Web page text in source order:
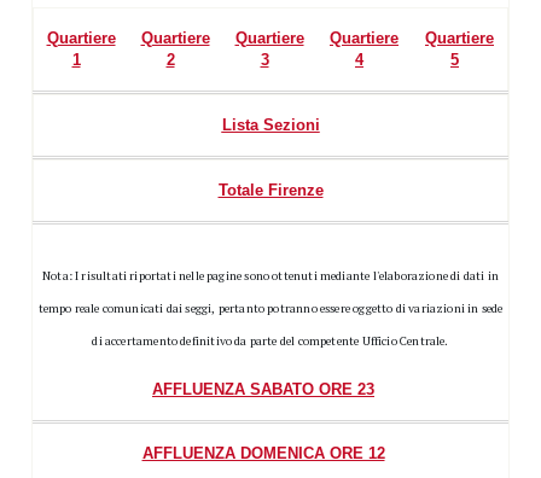
Quartiere
1
Quartiere
2
Quartiere
3
Quartiere
4
Quartiere
5
Lista Sezioni
Totale Firenze
Nota: I risultati riportati nelle pagine sono ottenuti mediante l'elaborazione di dati in
tempo reale comunicati dai seggi, pertanto potranno essere oggetto di variazioni in sede
di accertamento definitivo da parte del competente Ufficio Centrale.
AFFLUENZA SABATO ORE 23
AFFLUENZA DOMENICA ORE 12